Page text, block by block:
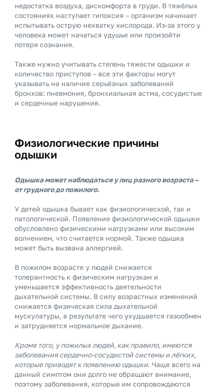
недостатка воздуха, дискомфорта в груди. В тяжёлых
состояниях наступает гипоксия – организм начинает
испытывать острую нехватку кислорода. Из-за этого у
человека может начаться удушье или произойти
потеря сознания.
Также нужно учитывать степень тяжести одышки и
количество приступов – все эти факторы могут
указывать на наличие серьёзных заболеваний
бронхов: пневмония, бронхиальная астма, сосудистые
и сердечные нарушения.
Физиологические причины
одышки
Одышка может наблюдаться у лиц разного возраста –
от грудного до пожилого.
У детей одышка бывает как физиологической, так и
патологической. Появление физиологической одышки
обусловлено физическими нагрузками или высоким
волнением, что считается нормой. Также одышка
может быть вызвана аллергией.
В пожилом возрасте у людей снижается
толерантность к физическим нагрузкам и
уменьшается эффективность деятельности
дыхательной системы. В силу возрастных изменений
снижается физическая сила дыхательной
мускулатуры, в результате чего ухудшается газообмен
и затрудняется нормальное дыхание.
Кроме того, у пожилых людей, как правило, имеются
заболевания сердечно-сосудистой системы и лёгких,
которые приводят к появлению одышки. Чаще всего на
данный симптом они долго не обращают внимание,
поэтому заболевания, которые им сопровождаются